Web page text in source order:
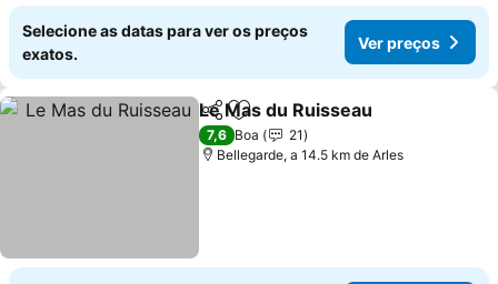
Selecione as datas para ver os preços
exatos.
Ver preços
PartilharAdicionar aos favoritos
Le Mas du Ruisseau
7,6 Boa
21
Bellegarde, a 14.5 km de Arles